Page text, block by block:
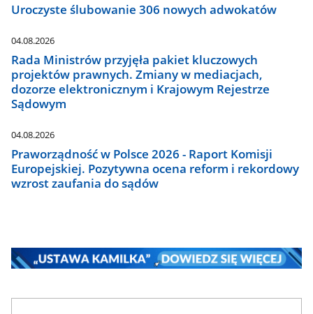
Uroczyste ślubowanie 306 nowych adwokatów
04.08.2026
Rada Ministrów przyjęła pakiet kluczowych
projektów prawnych. Zmiany w mediacjach,
dozorze elektronicznym i Krajowym Rejestrze
Sądowym
04.08.2026
Praworządność w Polsce 2026 - Raport Komisji
Europejskiej. Pozytywna ocena reform i rekordowy
wzrost zaufania do sądów